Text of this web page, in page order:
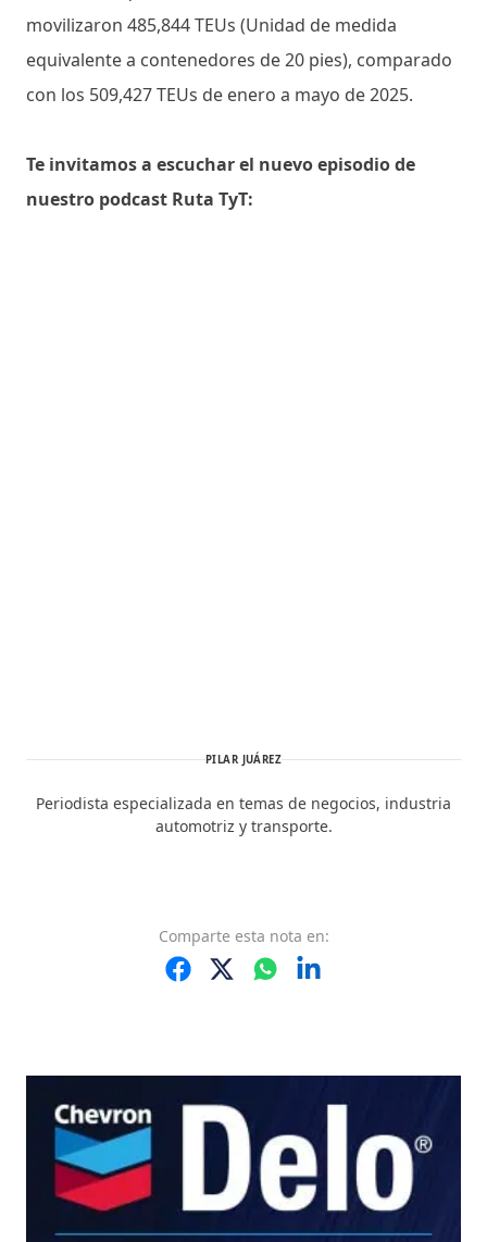
movilizaron 485,844 TEUs (Unidad de medida
equivalente a contenedores de 20 pies), comparado
con los 509,427 TEUs de enero a mayo de 2025.
Te invitamos a escuchar el nuevo episodio de
nuestro podcast Ruta TyT:
PILAR JUÁREZ
Periodista especializada en temas de negocios, industria
automotriz y transporte.
Comparte esta nota en: